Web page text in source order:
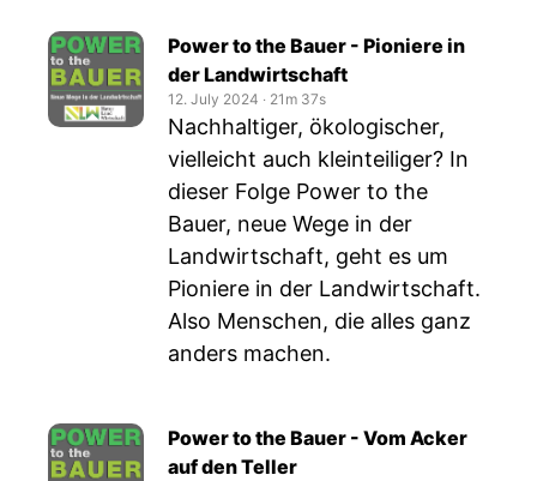
Power to the Bauer - Pioniere in
der Landwirtschaft
12. July 2024 ‧ 21m 37s
Nachhaltiger, ökologischer,
vielleicht auch kleinteiliger? In
dieser Folge Power to the
Bauer, neue Wege in der
Landwirtschaft, geht es um
Pioniere in der Landwirtschaft.
Also Menschen, die alles ganz
anders machen.
Power to the Bauer - Vom Acker
auf den Teller